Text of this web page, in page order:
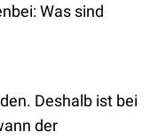
Was sind
Deshalb ist bei
der